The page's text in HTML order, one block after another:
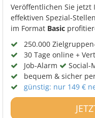
Veröffentlichen Sie
effektiven Spezial-
im Format Basic
250.000
30 Tage online +
Job-Alarm
Social-
bequem & sicher
günstig: nur 149 €